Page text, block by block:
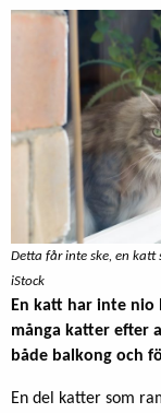
Detta får inte ske, en katt
iStock
En katt har inte nio
många katter efter
både balkong och
En del katter som